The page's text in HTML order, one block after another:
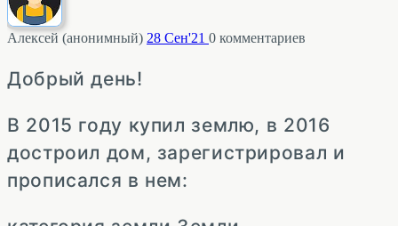
Алексей (анонимный) 28 Сен'21 0 комментариев
Добрый день!
В 2015 году купил землю, в 2016
достроил дом, зарегистрировал и
прописался в нем: